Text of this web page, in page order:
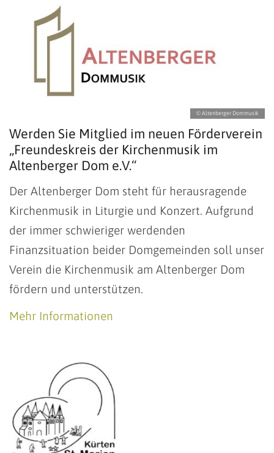
© Altenberger Dommusik
Werden Sie Mitglied im neuen Förderverein
„Freundeskreis der Kirchenmusik im
Altenberger Dom e.V.“
Der Altenberger Dom steht für herausragende
Kirchenmusik in Liturgie und Konzert. Aufgrund
der immer schwieriger werdenden
Finanzsituation beider Domgemeinden soll unser
Verein die Kirchenmusik am Altenberger Dom
fördern und unterstützen.
Mehr Informationen